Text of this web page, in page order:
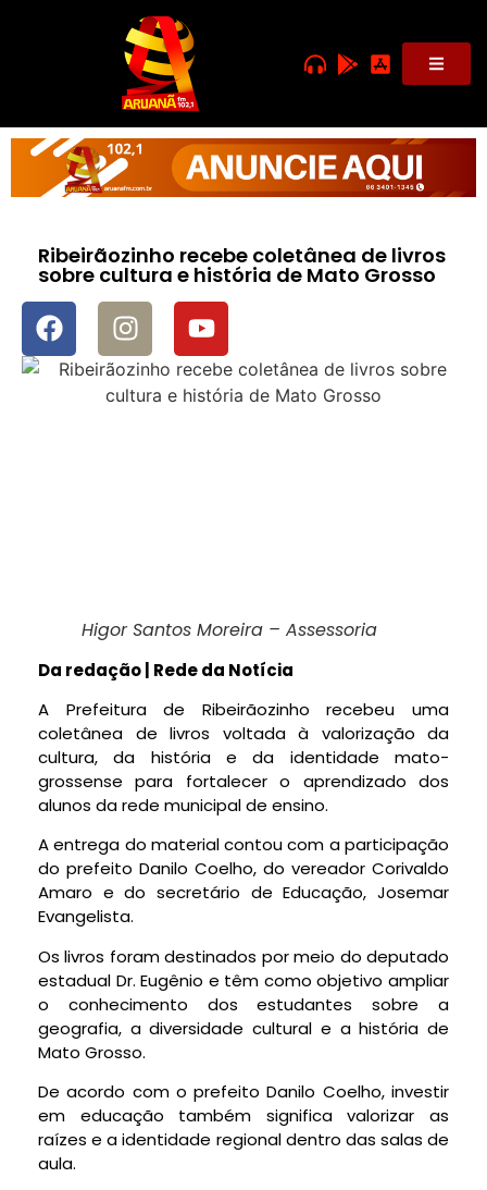
Ribeirãozinho recebe coletânea de livros
sobre cultura e história de Mato Grosso
Higor Santos Moreira – Assessoria
Da redação | Rede da Notícia
A Prefeitura de Ribeirãozinho recebeu uma
coletânea de livros voltada à valorização da
cultura, da história e da identidade mato-
grossense para fortalecer o aprendizado dos
alunos da rede municipal de ensino.
A entrega do material contou com a participação
do prefeito Danilo Coelho, do vereador Corivaldo
Amaro e do secretário de Educação, Josemar
Evangelista.
Os livros foram destinados por meio do deputado
estadual Dr. Eugênio e têm como objetivo ampliar
o conhecimento dos estudantes sobre a
geografia, a diversidade cultural e a história de
Mato Grosso.
De acordo com o prefeito Danilo Coelho, investir
em educação também significa valorizar as
raízes e a identidade regional dentro das salas de
aula.